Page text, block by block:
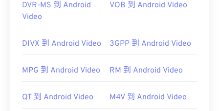
DVR-MS 到 Android
Video
VOB 到 Android Video
DIVX 到 Android Video 3GPP 到 Android Video
MPG 到 Android Video RM 到 Android Video
QT 到 Android Video M4V 到 Android Video